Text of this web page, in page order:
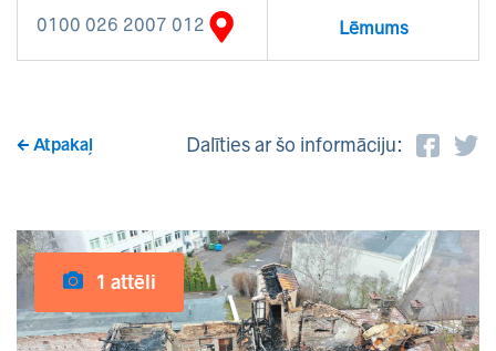
0100 026 2007 012 Lēmums
Atpakaļ Dalīties ar šo informāciju:
1 attēli